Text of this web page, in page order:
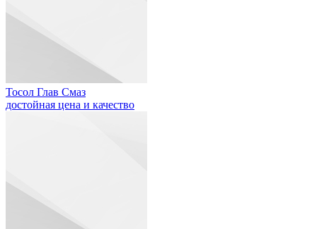
Тосол Глав Смаз
достойная цена и качество